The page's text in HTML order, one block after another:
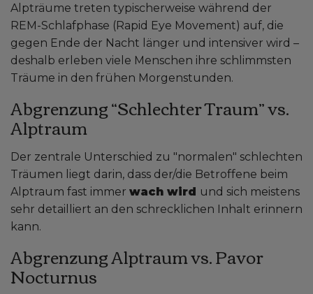
Alpträume treten typischerweise während der
REM-Schlafphase (Rapid Eye Movement) auf, die
gegen Ende der Nacht länger und intensiver wird –
deshalb erleben viele Menschen ihre schlimmsten
Träume in den frühen Morgenstunden.
Abgrenzung “Schlechter Traum” vs.
Alptraum
Der zentrale Unterschied zu "normalen" schlechten
Träumen liegt darin, dass der/die Betroffene beim
Alptraum fast immer wach wird und sich meistens
sehr detailliert an den schrecklichen Inhalt erinnern
kann.
Abgrenzung Alptraum vs. Pavor
Nocturnus